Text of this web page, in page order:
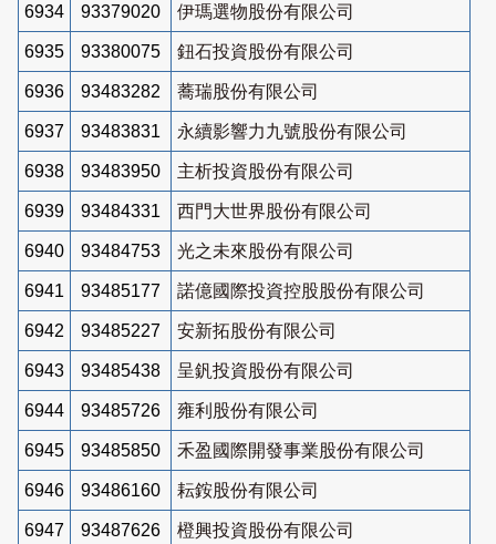
6934 93379020 伊瑪選物股份有限公司
6935 93380075 鈕石投資股份有限公司
6936 93483282 蕎瑞股份有限公司
6937 93483831 永續影響力九號股份有限公司
6938 93483950 主析投資股份有限公司
6939 93484331 西門大世界股份有限公司
6940 93484753 光之未來股份有限公司
6941 93485177 諾億國際投資控股股份有限公司
6942 93485227 安新拓股份有限公司
6943 93485438 呈釩投資股份有限公司
6944 93485726 雍利股份有限公司
6945 93485850 禾盈國際開發事業股份有限公司
6946 93486160 耘銨股份有限公司
6947 93487626 橙興投資股份有限公司